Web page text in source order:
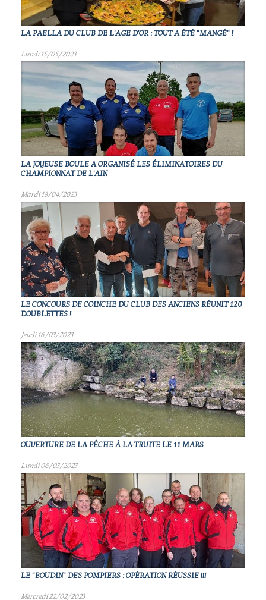
LA PAELLA DU CLUB DE L'AGE D'OR : TOUT A ÉTÉ "MANGÉ" !
Lundi 15/05/2023
LA JOYEUSE BOULE A ORGANISÉ LES ÉLIMINATOIRES DU
CHAMPIONNAT DE L'AIN
Mardi 18/04/2023
LE CONCOURS DE COINCHE DU CLUB DES ANCIENS RÉUNIT 120
DOUBLETTES !
Jeudi 16/03/2023
OUVERTURE DE LA PÊCHE À LA TRUITE LE 11 MARS
Lundi 06/03/2023
LE "BOUDIN" DES POMPIERS : OPÉRATION RÉUSSIE !!!
Mercredi 22/02/2023